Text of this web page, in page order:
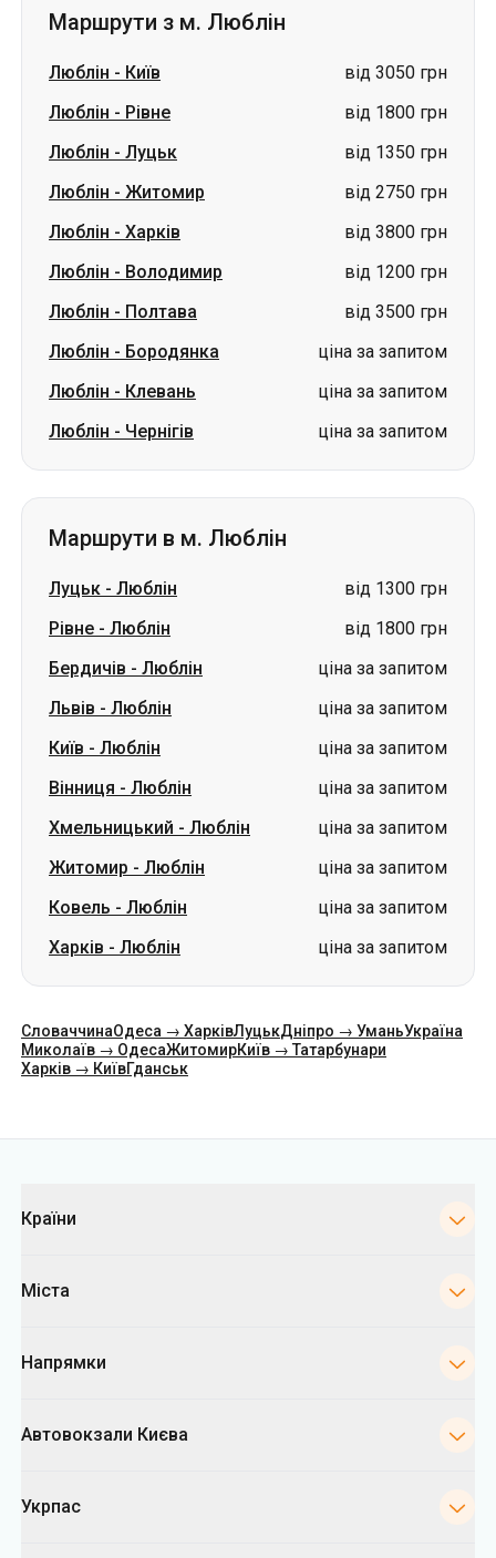
Маршрути з м. Люблін
Люблін - Київ
від 3050 грн
Люблін - Рівне
від 1800 грн
Люблін - Луцьк
від 1350 грн
Люблін - Житомир
від 2750 грн
Люблін - Харків
від 3800 грн
Люблін - Володимир
від 1200 грн
Люблін - Полтава
від 3500 грн
Люблін - Бородянка
ціна за запитом
Люблін - Клевань
ціна за запитом
Люблін - Чернігів ціна за запитом
Маршрути в м. Люблін
Луцьк - Люблін
від 1300 грн
Рівне - Люблін
від 1800 грн
Бердичів - Люблін
ціна за запитом
Львів - Люблін
ціна за запитом
Київ - Люблін
ціна за запитом
Вінниця - Люблін
ціна за запитом
Хмельницький - Люблін
ціна за запитом
Житомир - Люблін
ціна за запитом
Ковель - Люблін
ціна за запитом
Харків - Люблін ціна за запитом
СловаччинаОдеса → ХарківЛуцькДніпро → УманьУкраїна
Миколаїв → ОдесаЖитомирКиїв → Татарбунари
Харків → КиївГданськ
Країни
Міста
Напрямки
Автовокзали Києва
Укрпас